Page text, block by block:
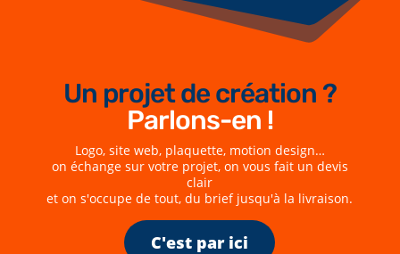
Un projet de création ?
Parlons-en !
Logo, site web, plaquette, motion design…
on échange sur votre projet, on vous fait un devis
clair
et on s'occupe de tout, du brief jusqu'à la livraison.
C'est par ici